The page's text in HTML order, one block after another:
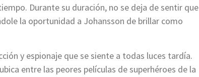
Durante su duración, no se deja de sentir que
la oportunidad a Johansson de brillar como
y espionaje que se siente a todas luces tardía.
entre las peores películas de superhéroes de la